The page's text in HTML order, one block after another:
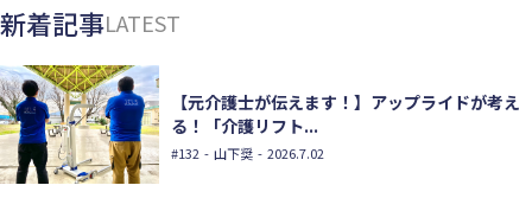
新着記事LATEST
【元介護士が伝えます！】アップライドが考え
る！「介護リフト...
#132 - 山下奨 - 2026.7.02